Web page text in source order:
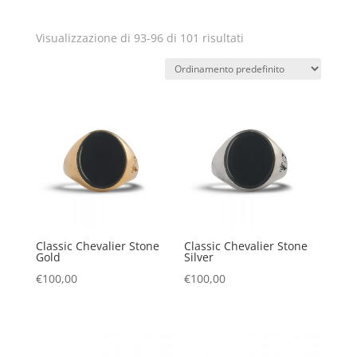
Visualizzazione di 93-96 di 101 risultati
Classic Chevalier Stone
Gold
€100,00
Classic Chevalier Stone
Silver
€100,00